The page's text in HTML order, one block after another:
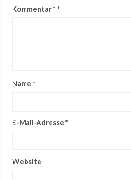
Kommentar*
Name *
E-Mail-Adresse *
Website